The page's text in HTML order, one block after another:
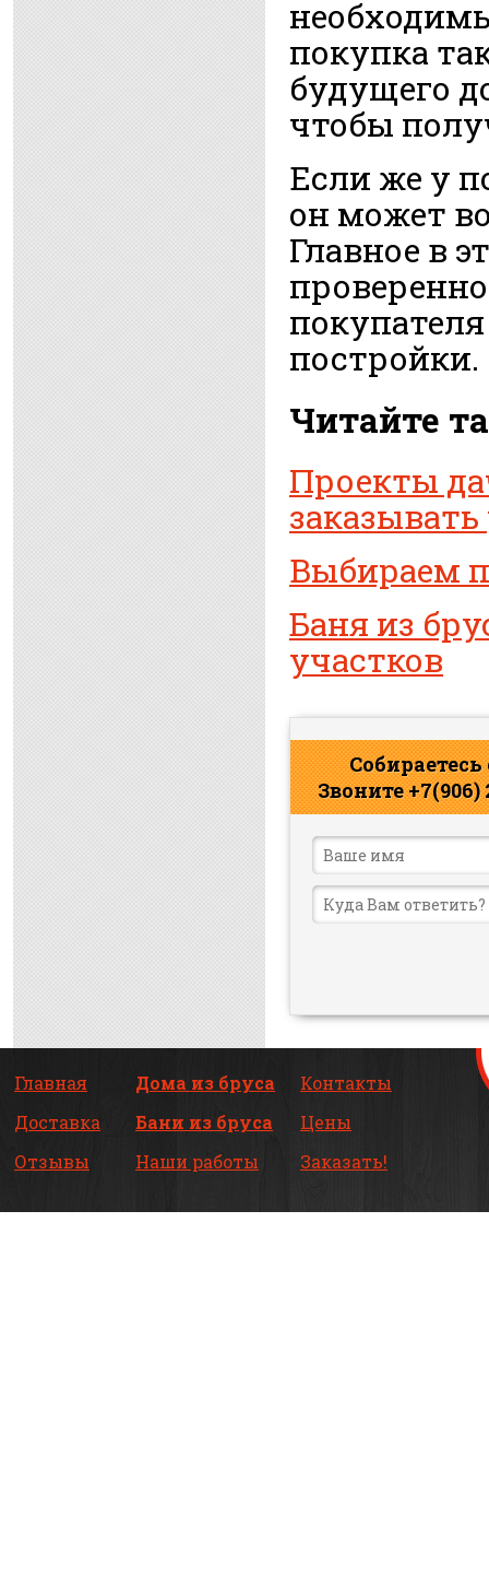
покупка
будущего
чтобы
Если же у
он может
Главное в
постройки.
Читайте
Проекты
Выбираем
Баня из
участков
Звоните
Главная
Доставка
Отзывы
Дома из бруса
Бани из бруса
Наши работы
Контакты
Цены
Заказать!